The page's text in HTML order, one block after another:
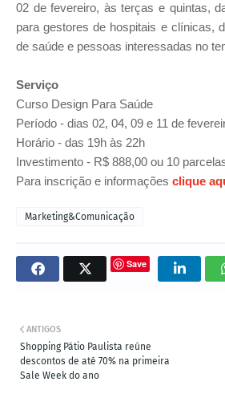
02 de fevereiro, às terças e quintas,
para gestores de hospitais e clínicas,
de saúde e pessoas interessadas no
Serviço
Curso Design Para Saúde
Período - dias 02, 04, 09 e 11 de
Horário - das 19h às 22h
Investimento - R$ 888,00 ou 10
Para inscrição e informações clique
Marketing&Comunicação
Save
ANTIGOS
Shopping Pátio Paulista reúne
descontos de até 70% na primeira
Sale Week do ano